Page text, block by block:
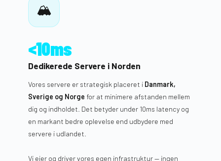
🏔️
<10ms
Dedikerede Servere i Norden
Vores servere er strategisk placeret i Danmark,
Sverige og Norge for at minimere afstanden mellem
dig og indholdet. Det betyder under 10ms latency og
en markant bedre oplevelse end udbydere med
servere i udlandet.
Vi ejer og driver vores egen infrastruktur — ingen